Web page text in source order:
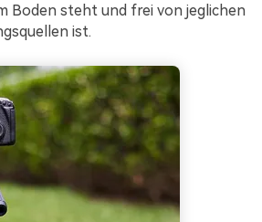
Boden steht und frei von jeglichen
ist.